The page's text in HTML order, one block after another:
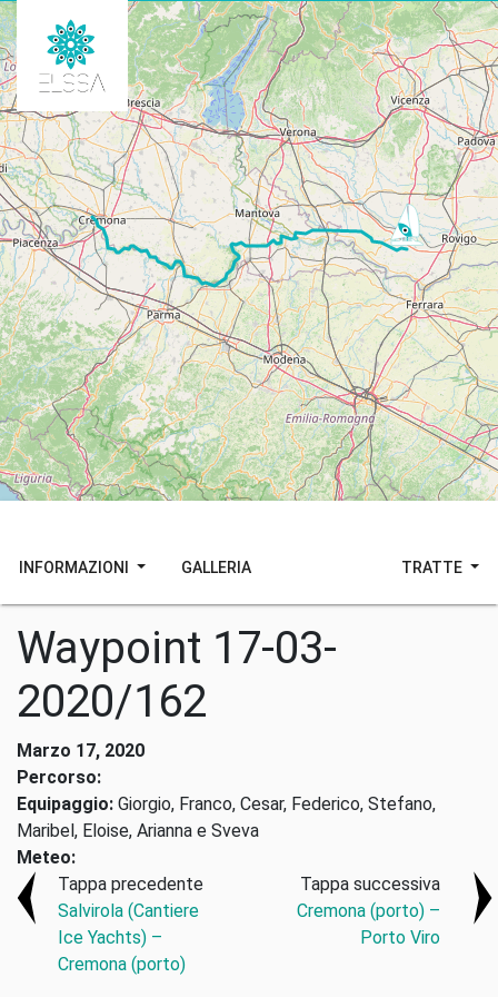
INFORMAZIONI GALLERIA TRATTE
Waypoint 17-03-
2020/162
Marzo 17, 2020
Percorso:
Equipaggio: Giorgio, Franco, Cesar, Federico, Stefano,
Maribel, Eloise, Arianna e Sveva
Meteo:
Tappa precedente
Salvirola (Cantiere
Ice Yachts) –
Cremona (porto)
Tappa successiva
Cremona (porto) –
Porto Viro